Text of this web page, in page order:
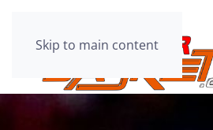
Skip to main content